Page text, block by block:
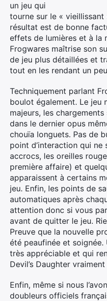
un jeu qui
tourne sur le « vieillissant
résultat est de bonne
effets de lumières et à la
Frogwares maîtrise son
de jeu plus détaillées et
tout en les rendant un
Techniquement parlant
boulot également. Le jeu
majeurs, les
dans le dernier opus
chouïa longuets. Pas de
point d’interaction qui ne
accrocs, les oreilles
première affaire) et
apparaissent à certains
jeu. Enfin, les points de
automatiques après
attention donc si vous
avant de quitter le jeu.
Preuve que la nouvelle
été peaufinée et
très appréciable et qui
Devil’s Daughter
Enfin, même si nous
doubleurs officiels